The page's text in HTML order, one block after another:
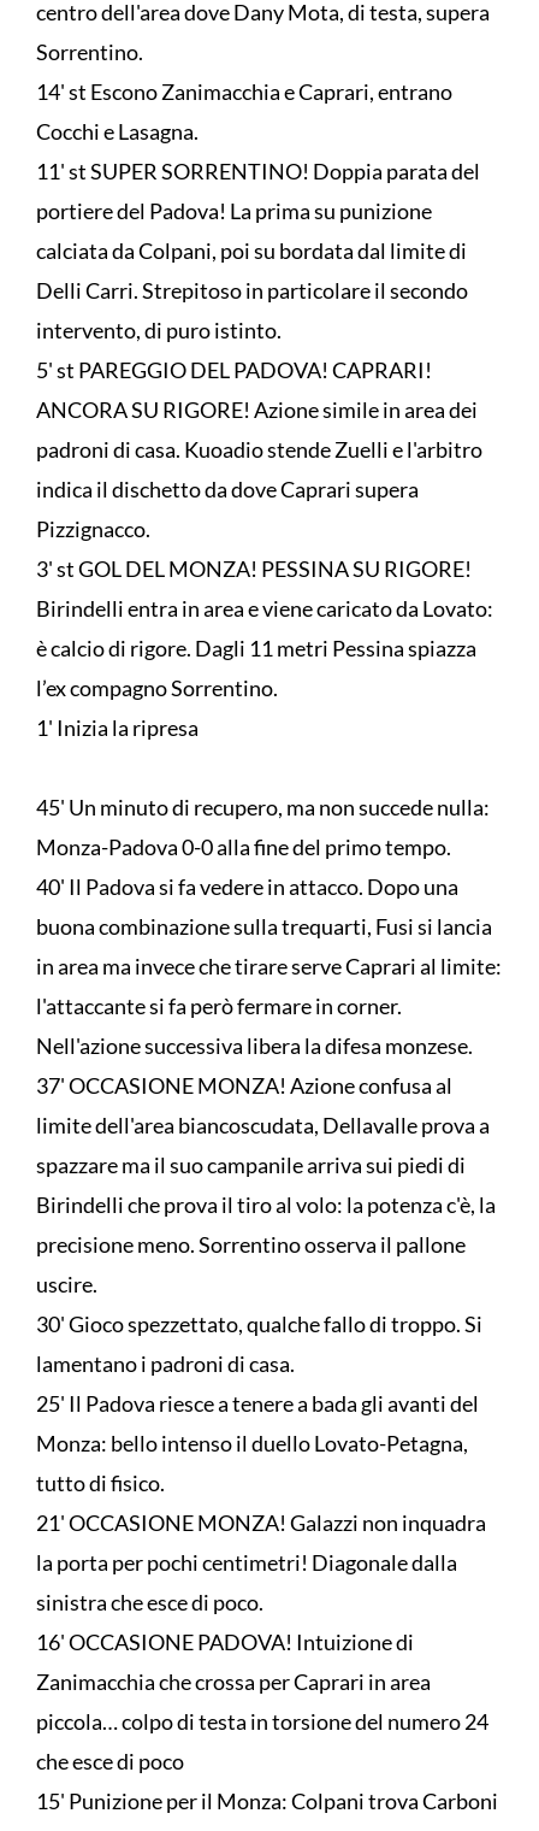
centro dell'area dove Dany Mota, di testa, supera
Sorrentino.
14' st Escono Zanimacchia e Caprari, entrano
Cocchi e Lasagna.
11' st SUPER SORRENTINO! Doppia parata del
portiere del Padova! La prima su punizione
calciata da Colpani, poi su bordata dal limite di
Delli Carri. Strepitoso in particolare il secondo
intervento, di puro istinto.
5' st PAREGGIO DEL PADOVA! CAPRARI!
ANCORA SU RIGORE! Azione simile in area dei
padroni di casa. Kuoadio stende Zuelli e l'arbitro
indica il dischetto da dove Caprari supera
Pizzignacco.
3' st GOL DEL MONZA! PESSINA SU RIGORE!
Birindelli entra in area e viene caricato da Lovato:
è calcio di rigore. Dagli 11 metri Pessina spiazza
l’ex compagno Sorrentino.
1' Inizia la ripresa
45' Un minuto di recupero, ma non succede nulla:
Monza-Padova 0-0 alla fine del primo tempo.
40' Il Padova si fa vedere in attacco. Dopo una
buona combinazione sulla trequarti, Fusi si lancia
in area ma invece che tirare serve Caprari al limite:
l'attaccante si fa però fermare in corner.
Nell'azione successiva libera la difesa monzese.
37' OCCASIONE MONZA! Azione confusa al
limite dell'area biancoscudata, Dellavalle prova a
spazzare ma il suo campanile arriva sui piedi di
Birindelli che prova il tiro al volo: la potenza c'è, la
precisione meno. Sorrentino osserva il pallone
uscire.
30' Gioco spezzettato, qualche fallo di troppo. Si
lamentano i padroni di casa.
25' Il Padova riesce a tenere a bada gli avanti del
Monza: bello intenso il duello Lovato-Petagna,
tutto di fisico.
21' OCCASIONE MONZA! Galazzi non inquadra
la porta per pochi centimetri! Diagonale dalla
sinistra che esce di poco.
16' OCCASIONE PADOVA! Intuizione di
Zanimacchia che crossa per Caprari in area
piccola… colpo di testa in torsione del numero 24
che esce di poco
15' Punizione per il Monza: Colpani trova Carboni